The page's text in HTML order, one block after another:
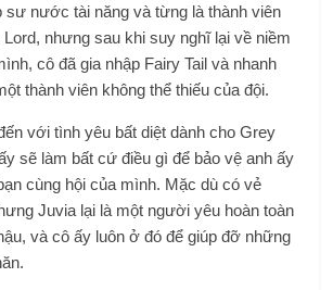
sư nước tài năng và từng là thành viên
nhưng sau khi suy nghĩ lại về niềm
cô đã gia nhập Fairy Tail và nhanh
thành viên không thể thiếu của đội.
với tình yêu bất diệt dành cho Grey
sẽ làm bất cứ điều gì để bảo vệ anh ấy
cùng hội của mình. Mặc dù có vẻ
Juvia lại là một người yêu hoàn toàn
và cô ấy luôn ở đó để giúp đỡ những